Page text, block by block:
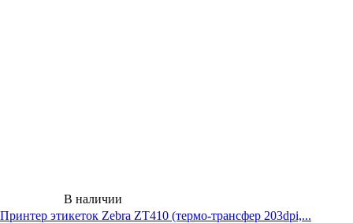
В наличии
Принтер этикеток Zebra ZT410 (термо-трансфер 203dpi,...